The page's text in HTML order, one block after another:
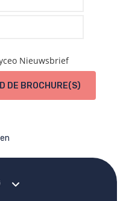
Nieuwsbrief
DE BROCHURE(S)